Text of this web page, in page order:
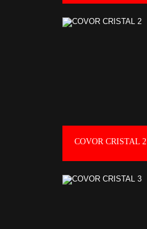
COVOR CRISTAL 2